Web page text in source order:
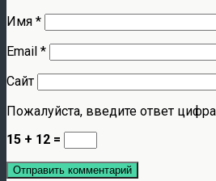
Имя *
Email *
Сайт
Пожалуйста, введите ответ
15 + 12 =